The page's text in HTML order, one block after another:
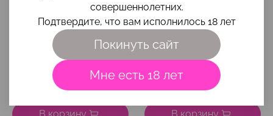
Презервативы Sagami 6
Fit V Premium
супероблегающие 12шт.
1 999 ₽
Презервативы Sagami
Studded Lemonade
латексные, с ароматом
лимонада 5шт.
899 ₽
совершеннолетних.
Подтвердите, что вам исполнилось 18 лет
Покинуть сайт
Мне есть 18 лет